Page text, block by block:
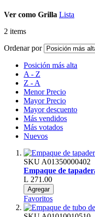
Ver como Grilla Lista
2 items
Ordenar por
Posición más alta
A - Z
Z - A
Menor Precio
Mayor Precio
Mayor descuento
Más vendidos
Más votados
Nuevos
SKU A01350000402
Empaque de
L 271.00
Agregar
Favoritos